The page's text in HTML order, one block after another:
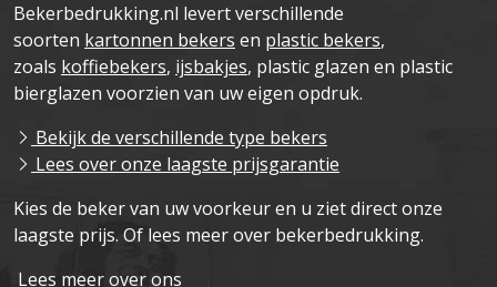
Bekerbedrukking.nl levert verschillende
soorten kartonnen bekers en plastic bekers,
zoals koffiebekers, ijsbakjes, plastic glazen en plastic
bierglazen voorzien van uw eigen opdruk.
Bekijk de verschillende type bekers
Lees over onze laagste prijsgarantie
Kies de beker van uw voorkeur en u ziet direct onze
laagste prijs. Of lees meer over bekerbedrukking.
Lees meer over ons